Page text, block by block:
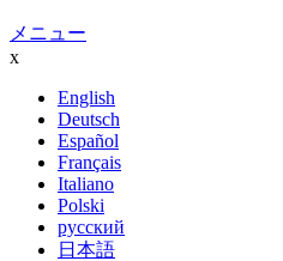
メニュー
x
English
Deutsch
Español
Français
Italiano
Polski
русский
日本語